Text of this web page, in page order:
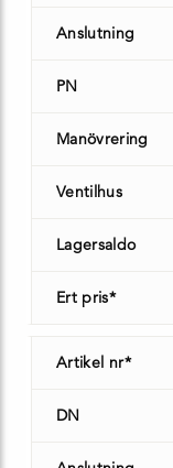
Anslutning
PN
Manövrering
Ventilhus
Lagersaldo
Ert pris*
Artikel nr*
DN